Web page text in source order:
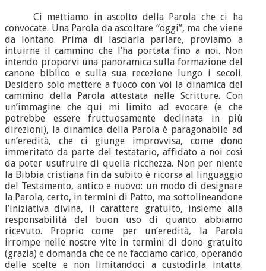
Ci mettiamo in ascolto della Parola che ci ha
convocate. Una Parola da ascoltare “oggi”, ma che viene
da lontano. Prima di lasciarla parlare, proviamo a
intuirne il cammino che l’ha portata fino a noi. Non
intendo proporvi una panoramica sulla formazione del
canone biblico e sulla sua recezione lungo i secoli.
Desidero solo mettere a fuoco con voi la dinamica del
cammino della Parola attestata nelle Scritture. Con
un’immagine che qui mi limito ad evocare (e che
potrebbe essere fruttuosamente declinata in più
direzioni), la dinamica della Parola è paragonabile ad
un’eredità, che ci giunge improvvisa, come dono
immeritato da parte del testatario, affidato a noi così
da poter usufruire di quella ricchezza. Non per niente
la Bibbia cristiana fin da subito è ricorsa al linguaggio
del Testamento, antico e nuovo: un modo di designare
la Parola, certo, in termini di Patto, ma sottolineandone
l’iniziativa divina, il carattere gratuito, insieme alla
responsabilità del buon uso di quanto abbiamo
ricevuto. Proprio come per un’eredità, la Parola
irrompe nelle nostre vite in termini di dono gratuito
(grazia) e domanda che ce ne facciamo carico, operando
delle scelte e non limitandoci a custodirla intatta.